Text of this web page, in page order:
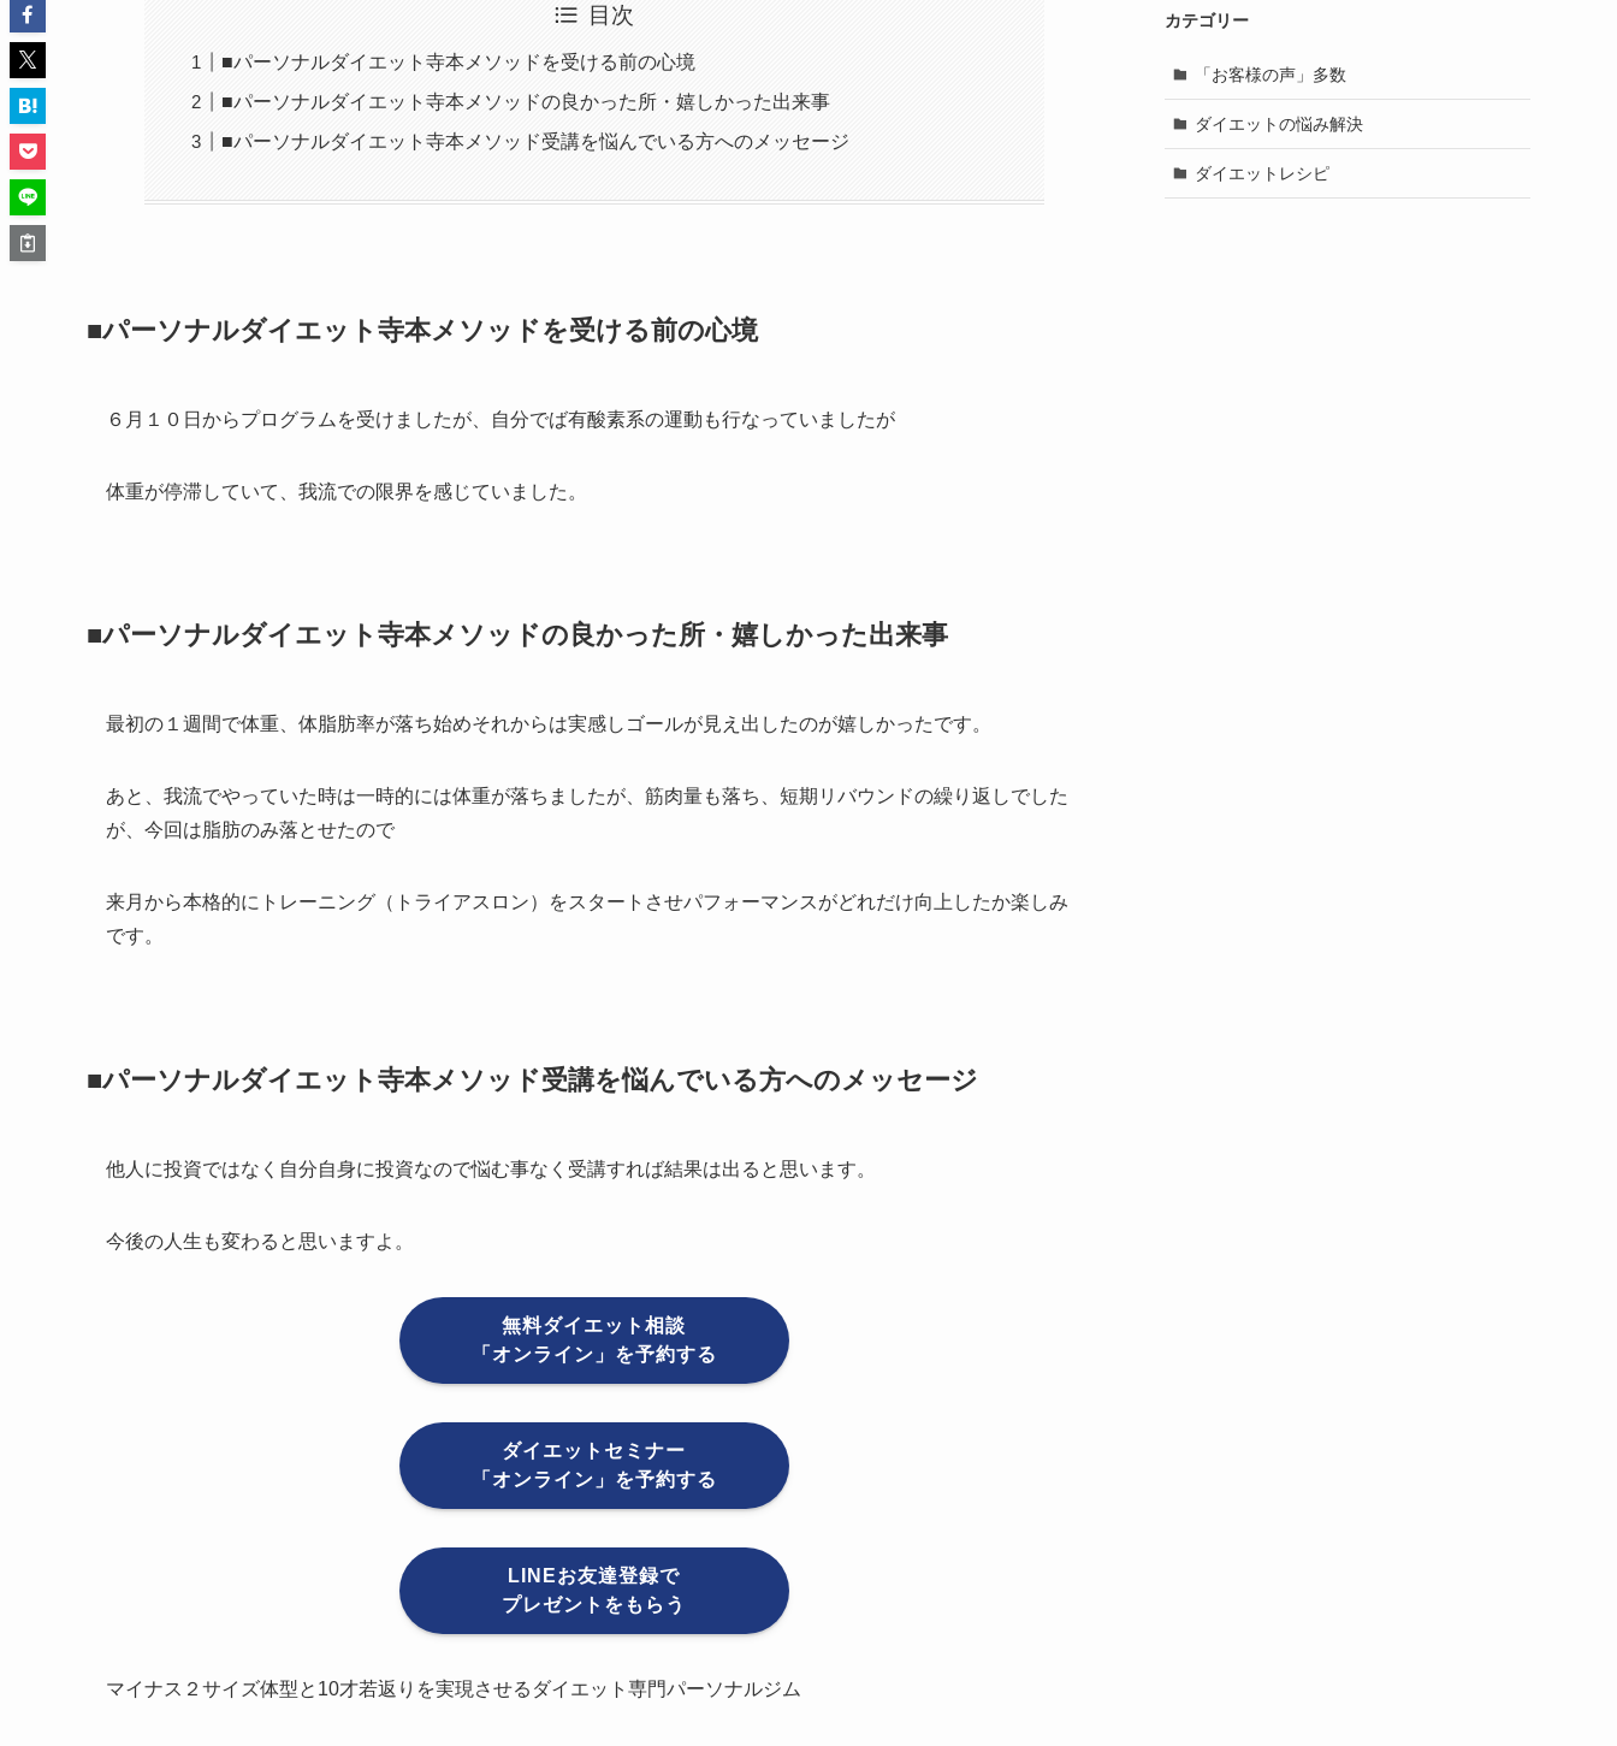
目次
■パーソナルダイエット寺本メソッドを受ける前の心境
■パーソナルダイエット寺本メソッドの良かった所・嬉しかった出来事
■パーソナルダイエット寺本メソッド受講を悩んでいる方へのメッセージ
■パーソナルダイエット寺本メソッドを受ける前の心境
６月１０日からプログラムを受けましたが、自分でば有酸素系の運動も行なっていましたが
体重が停滞していて、我流での限界を感じていました。
■パーソナルダイエット寺本メソッドの良かった所・嬉しかった出来事
最初の１週間で体重、体脂肪率が落ち始めそれからは実感しゴールが見え出したのが嬉しかったです。
あと、我流でやっていた時は一時的には体重が落ちましたが、筋肉量も落ち、短期リバウンドの繰り返しでした
が、今回は脂肪のみ落とせたので
来月から本格的にトレーニング（トライアスロン）をスタートさせパフォーマンスがどれだけ向上したか楽しみ
です。
■パーソナルダイエット寺本メソッド受講を悩んでいる方へのメッセージ
他人に投資ではなく自分自身に投資なので悩む事なく受講すれば結果は出ると思います。
今後の人生も変わると思いますよ。
無料ダイエット相談
「オンライン」を予約する
ダイエットセミナー
「オンライン」を予約する
LINEお友達登録で
プレゼントをもらう
マイナス２サイズ体型と10才若返りを実現させるダイエット専門パーソナルジム
カテゴリー
「お客様の声」多数
ダイエットの悩み解決
ダイエットレシピ